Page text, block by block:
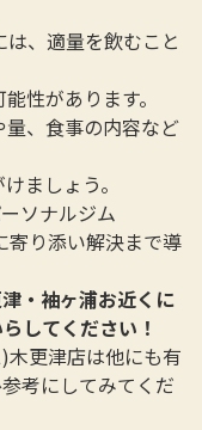
、適量を飲むこと
性があります。
、食事の内容など
ましょう。
ソナルジム
寄り添い解決まで導
・袖ヶ浦お近くに
してください！
木更津店は他にも有
考にしてみてくだ